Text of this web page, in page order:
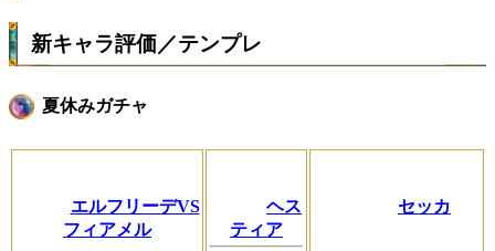
新キャラ評価／テンプレ
夏休みガチャ
エルフリーデVS
フィアメル
ヘス
ティア
セッカ